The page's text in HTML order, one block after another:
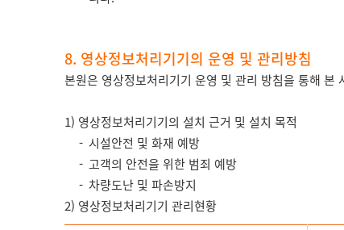
8. 영상정보처리기기의 운영 및 관리방침
본원은 영상정보처리기기 운영 및 관리 방침을 통해
1) 영상정보처리기기의 설치 근거 및 설치 목적
시설안전 및 화재 예방
고객의 안전을 위한 범죄 예방
차량도난 및 파손방지
2) 영상정보처리기기 관리현황